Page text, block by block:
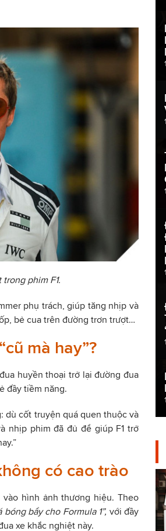
phim F1.
phụ trách, giúp tăng nhịp và
bẻ cua trên đường trơn trượt…
mà hay”?
huyền thoại trở lại đường đua
đầy tiềm năng.
dù cốt truyện quá quen thuộc và
nhịp phim đã đủ để giúp F1 trở
có cao trào
hình ảnh thương hiệu. Theo
bóng bẩy cho Formula 1”, với đầy
xe khắc nghiệt này.